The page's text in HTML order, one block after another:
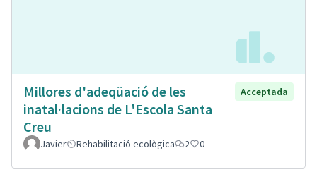
Millores d'adeqüació de les
inatal·lacions de L'Escola Santa
Creu
Acceptada
Javier Rehabilitació ecològica 2 0